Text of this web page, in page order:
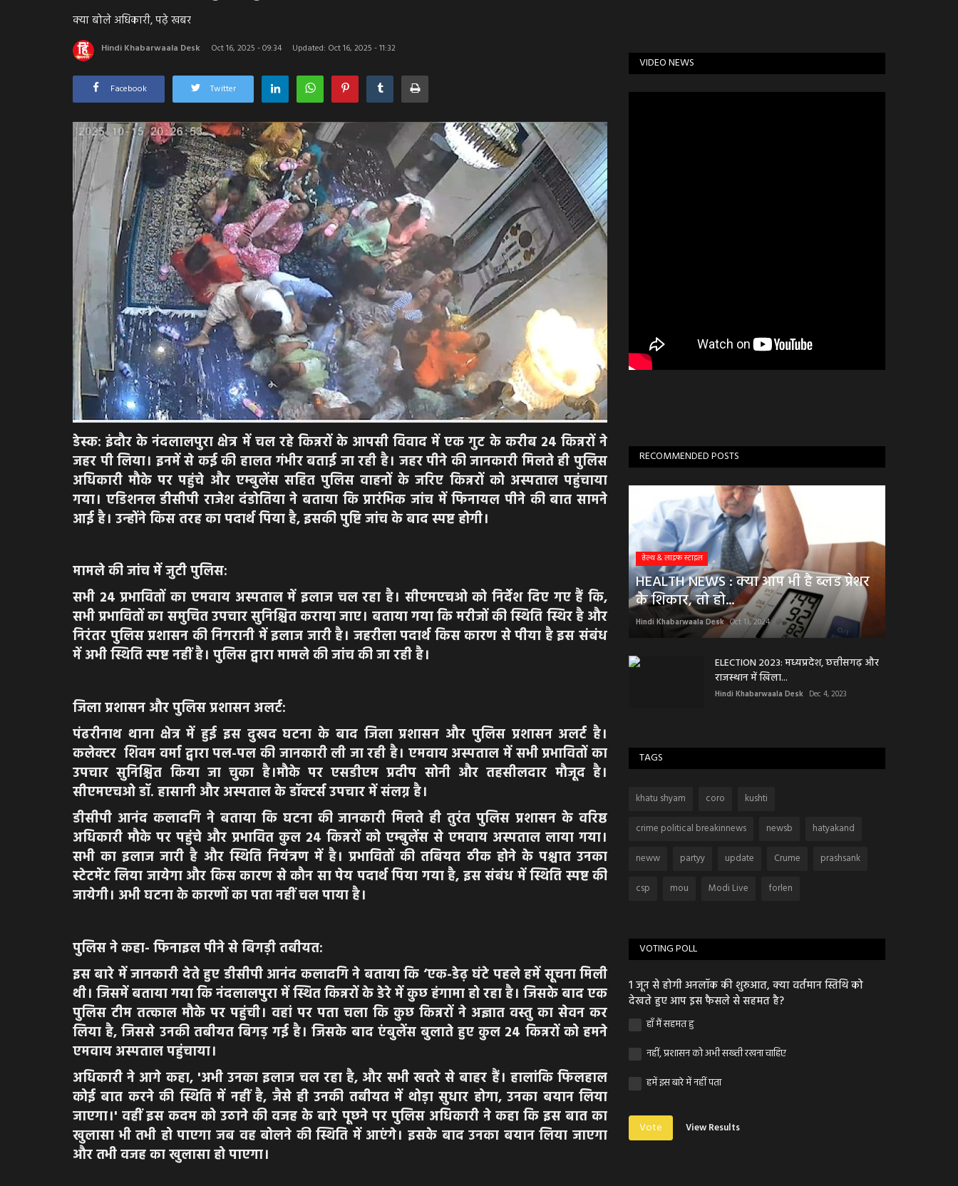
क्या बोले अधिकारी, पढ़े खबर
Hindi Khabarwaala Desk Oct 16, 2025 - 09:34 Updated: Oct 16, 2025 - 11:32
Facebook Twitter
डेस्क: इंदौर के नंदलालपुरा क्षेत्र में चल रहे किन्नरों के आपसी विवाद में एक गुट के करीब 24 किन्नरों ने
जहर पी लिया। इनमें से कई की हालत गंभीर बताई जा रही है। जहर पीने की जानकारी मिलते ही पुलिस
अधिकारी मौके पर पहुंचे और एम्बुलेंस सहित पुलिस वाहनों के जरिए किन्नरों को अस्पताल पहुंचाया
गया। एडिशनल डीसीपी राजेश दंडोतिया ने बताया कि प्रारंभिक जांच में फिनायल पीने की बात सामने
आई है। उन्होंने किस तरह का पदार्थ पिया है, इसकी पुष्टि जांच के बाद स्पष्ट होगी।
मामले की जांच में जुटी पुलिस:
सभी 24 प्रभावितों का एमवाय अस्पताल में इलाज चल रहा है। सीएमएचओ को निर्देश दिए गए हैं कि,
सभी प्रभावितों का समुचित उपचार सुनिश्चित कराया जाए। बताया गया कि मरीजों की स्थिति स्थिर है और
निरंतर पुलिस प्रशासन की निगरानी में इलाज जारी है। जहरीला पदार्थ किस कारण से पीया है इस संबंध
में अभी स्थिति स्पष्ट नहीं है। पुलिस द्वारा मामले की जांच की जा रही है।
जिला प्रशासन और पुलिस प्रशासन अलर्ट:
पंढरीनाथ थाना क्षेत्र में हुई इस दुखद घटना के बाद जिला प्रशासन और पुलिस प्रशासन अलर्ट है।
कलेक्टर शिवम वर्मा द्वारा पल-पल की जानकारी ली जा रही है। एमवाय अस्पताल में सभी प्रभावितों का
उपचार सुनिश्चित किया जा चुका है।मौके पर एसडीएम प्रदीप सोनी और तहसीलदार मौजूद है।
सीएमएचओ डॉ. हासानी और अस्पताल के डॉक्टर्स उपचार में संलग्न है।
डीसीपी आनंद कलादगि ने बताया कि घटना की जानकारी मिलते ही तुरंत पुलिस प्रशासन के वरिष्ठ
अधिकारी मौके पर पहुंचे और प्रभावित कुल 24 किन्नरों को एम्बुलेंस से एमवाय अस्पताल लाया गया।
सभी का इलाज जारी है और स्थिति नियंत्रण में है। प्रभावितों की तबियत ठीक होने के पश्चात उनका
स्टेटमेंट लिया जायेगा और किस कारण से कौन सा पेय पदार्थ पिया गया है, इस संबंध में स्थिति स्पष्ट की
जायेगी। अभी घटना के कारणों का पता नहीं चल पाया है।
पुलिस ने कहा- फिनाइल पीने से बिगड़ी तबीयत:
इस बारे में जानकारी देते हुए डीसीपी आनंद कलादगि ने बताया कि ‘एक-डेढ़ घंटे पहले हमें सूचना मिली
थी। जिसमें बताया गया कि नंदलालपुरा में स्थित किन्नरों के डेरे में कुछ हंगामा हो रहा है। जिसके बाद एक
पुलिस टीम तत्काल मौके पर पहुंची। वहां पर पता चला कि कुछ किन्नरों ने अज्ञात वस्तु का सेवन कर
लिया है, जिससे उनकी तबीयत बिगड़ गई है। जिसके बाद एंबुलेंस बुलाते हुए कुल 24 किन्नरों को हमने
एमवाय अस्पताल पहुंचाया।
अधिकारी ने आगे कहा, 'अभी उनका इलाज चल रहा है, और सभी खतरे से बाहर हैं। हालांकि फिलहाल
कोई बात करने की स्थिति में नहीं है, जैसे ही उनकी तबीयत में थोड़ा सुधार होगा, उनका बयान लिया
जाएगा।' वहीं इस कदम को उठाने की वजह के बारे पूछने पर पुलिस अधिकारी ने कहा कि इस बात का
खुलासा भी तभी हो पाएगा जब वह बोलने की स्थिति में आएंगे। इसके बाद उनका बयान लिया जाएगा
और तभी वजह का खुलासा हो पाएगा।
VIDEO NEWS
RECOMMENDED POSTS
हेल्थ & लाइफ स्टाइल
HEALTH NEWS : क्या आप भी है ब्लड प्रेशर
के शिकार, तो हो...
Hindi Khabarwaala Desk Oct 13, 2024
ELECTION 2023: मध्यप्रदेश, छत्तीसगढ़ और
राजस्थान में खिला...
Hindi Khabarwaala Desk Dec 4, 2023
TAGS
khatu shyam coro
kushti
crime political breakinnews
newsb
hatyakand
neww
partyy update Crume
prashsank
csp
mou Modi Live forlen
VOTING POLL
1 जून से होगी अनलॉक की शुरुआत, क्या वर्तमान स्तिथि को
देखते हुए आप इस फैसले से सहमत है?
हाँ मैं सहमत हु
नहीं, प्रशासन को अभी सख्ती रखना चाहिए
हमें इस बारे में नहीं पता
Vote View Results